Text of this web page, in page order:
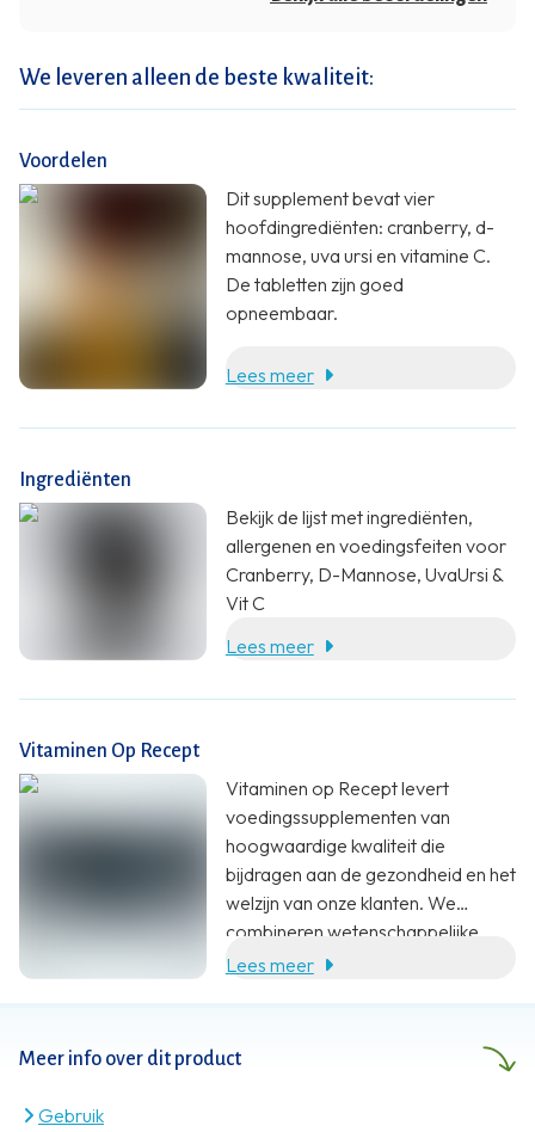
We leveren alleen de beste kwaliteit:
Voordelen
Dit supplement bevat vier
hoofdingrediënten: cranberry, d-
mannose, uva ursi en vitamine C.
De tabletten zijn goed
opneembaar.
Lees meer
Ingrediënten
Bekijk de lijst met ingrediënten,
allergenen en voedingsfeiten voor
Cranberry, D-Mannose, UvaUrsi &
Vit C
Lees meer
Meer info over dit product
Gebruik
Vitaminen Op Recept
Vitaminen op Recept levert
voedingssupplementen van
hoogwaardige kwaliteit die
bijdragen aan de gezondheid en het
welzijn van onze klanten. We
combineren wetenschappelijke
onderbouwing, specialistische
Lees meer